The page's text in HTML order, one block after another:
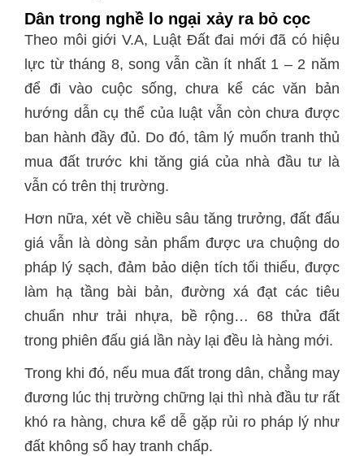
Dân trong nghề lo ngại xảy ra bỏ cọc
Theo môi giới V.A, Luật Đất đai mới đã có hiệu
lực từ tháng 8, song vẫn cần ít nhất 1 – 2 năm
để đi vào cuộc sống, chưa kể các văn bản
hướng dẫn cụ thể của luật vẫn còn chưa được
ban hành đầy đủ. Do đó, tâm lý muốn tranh thủ
mua đất trước khi tăng giá của nhà đầu tư là
vẫn có trên thị trường.
Hơn nữa, xét về chiều sâu tăng trưởng, đất đấu
giá vẫn là dòng sản phẩm được ưa chuộng do
pháp lý sạch, đảm bảo diện tích tối thiểu, được
làm hạ tầng bài bản, đường xá đạt các tiêu
chuẩn như trải nhựa, bề rộng… 68 thửa đất
trong phiên đấu giá lần này lại đều là hàng mới.
Trong khi đó, nếu mua đất trong dân, chẳng may
đương lúc thị trường chững lại thì nhà đầu tư rất
khó ra hàng, chưa kể dễ gặp rủi ro pháp lý như
đất không sổ hay tranh chấp.